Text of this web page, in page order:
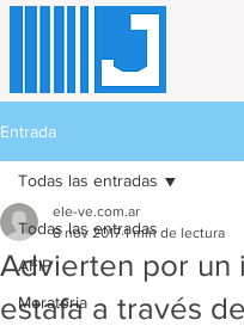
Entrada
Todas las entradas
AFIP
Moratoria
Todas las entradas
Advierten por un
estafa a través
ele-ve.com.ar
8 nov 2017 1 min de lectura